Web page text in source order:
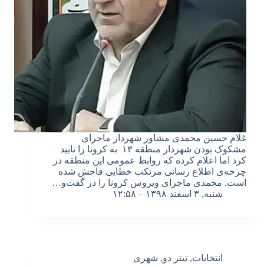
غلام حسین محمدی مشاور شهردار ماجرای
مشکوک بودن شهردار منطقه ۱۳ به کرونا را تایید
کرد اما اعلام کرده که روابط عمومی این منطقه در
چرخه‌ی اطلاع رسانی مرتکب خطایی فاحش شده
است. محمدی ماجرای ویروس کرونا را در گفت‌و…
شنبه, ۳ اسفند ۱۳۹۸ – ۱۲:۵۸
انتخابات, تیتر دو, شهری